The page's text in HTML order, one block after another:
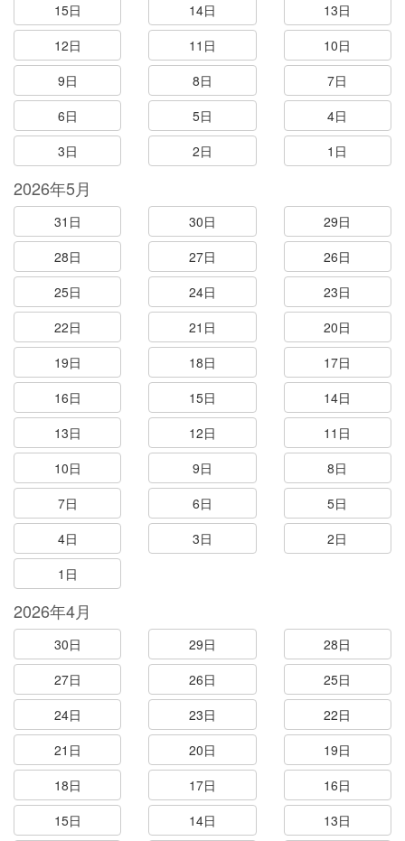
15日
14日
13日
12日
11日
10日
9日
8日
7日
6日
5日
4日
3日
2日 1日
2026年5月
31日 30日
29日
28日
27日
26日
25日
24日
23日
22日
21日
20日
19日
18日
17日
16日
15日
14日
13日
12日
11日
10日
9日
8日
7日
6日
5日
4日
3日
2日
1日
2026年4月
30日 29日
28日
27日
26日
25日
24日
23日
22日
21日
20日
19日
18日
17日
16日
15日
14日
13日